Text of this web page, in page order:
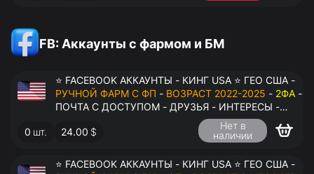
FB: Аккаунты с фармом и БМ
⭐ FACEBOOK АККАУНТЫ - КИНГ USA ⭐ ГЕО США -
РУЧНОЙ ФАРМ С ФП - ВОЗРАСТ 2022-2025 - 2ФА -
ПОЧТА С ДОСТУПОМ - ДРУЗЬЯ - ИНТЕРЕСЫ -
ЛАЙКИ - КОММЕНТАРИИ - ПЕРЕДАЧА В
АНТИДЕТЕКТ
0 шт. 24.00 $
Нет в
наличии
⭐ FACEBOOK АККАУНТЫ - КИНГ USA ⭐ ГЕО США -